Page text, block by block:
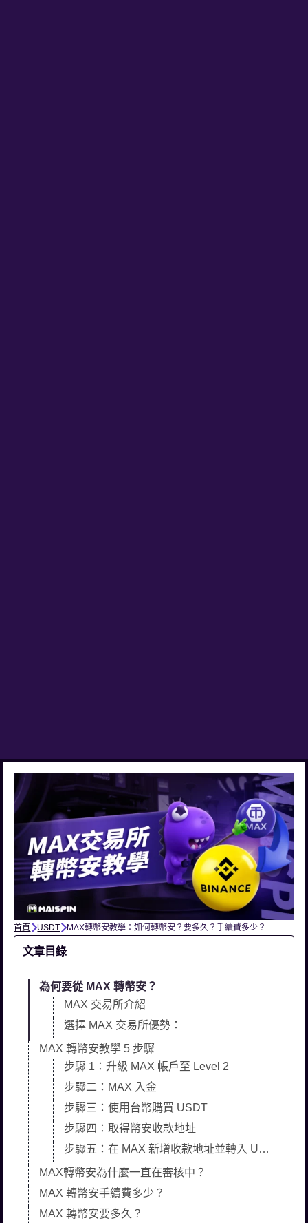
首頁 USDT MAX轉幣安教學：如何轉幣安？要多久？手續費多少？
文章目錄
為何要從 MAX 轉幣安？
MAX 交易所介紹
選擇 MAX 交易所優勢：
MAX 轉幣安教學 5 步驟
步驟 1：升級 MAX 帳戶至 Level 2
步驟二：MAX 入金
步驟三：使用台幣購買 USDT
步驟四：取得幣安收款地址
步驟五：在 MAX 新增收款地址並轉入 USDT 至幣安
MAX轉幣安為什麼一直在審核中？
MAX 轉幣安手續費多少？
MAX 轉幣安要多久？